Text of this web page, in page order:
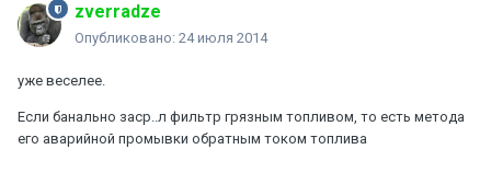
zverradze
Опубликовано: 24 июля 2014
уже веселее.
Если банально заср..л фильтр грязным топливом, то есть метода
его аварийной промывки обратным током топлива